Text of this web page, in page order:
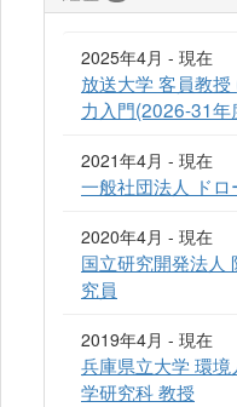
2025年4月 - 現在
放送大学 客員教
力入門(2026-31年
2021年4月 - 現在
一般社団法人 ド
2020年4月 - 現在
国立研究開発法人
究員
2019年4月 - 現在
兵庫県立大学 環
学研究科 教授